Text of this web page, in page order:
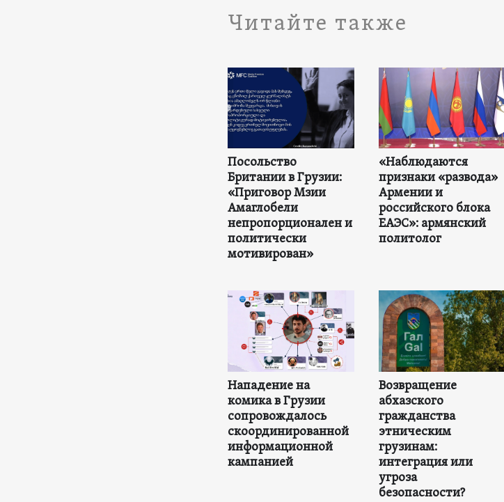
Читайте также
Посольство
Британии в Грузии:
«Приговор Мзии
Амаглобели
непропорционален и
политически
мотивирован»
«Наблюдаются
признаки «развода»
Армении и
российского блока
ЕАЭС»: армянский
политолог
Нападение на
комика в Грузии
сопровождалось
скоординированной
информационной
кампанией
Возвращение
абхазского
гражданства
этническим
грузинам:
интеграция или
угроза
безопасности?